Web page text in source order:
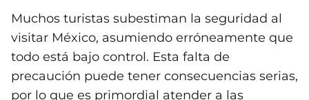
Muchos turistas subestiman la seguridad al
visitar México, asumiendo erróneamente que
todo está bajo control. Esta falta de
precaución puede tener consecuencias serias,
por lo que es primordial atender a las